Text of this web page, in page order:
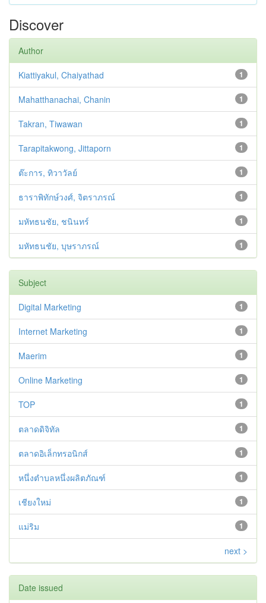
Discover
Author
1
Kiattiyakul, Chaiyathad
1
Mahatthanachai, Chanin
1
Takran, Tiwawan
1
Tarapitakwong, Jittaporn
1
ต๊ะการ, ทิวาวัลย์
1
ธาราพิทักษ์วงศ์, จิตราภรณ์
1
มหัทธนชัย, ชนินทร์
1
มหัทธนชัย, บุษราภรณ์
Subject
1
Digital Marketing
1
Internet Marketing
1
Maerim
1
Online Marketing
1
TOP
1
ตลาดดิจิทัล
1
ตลาดอิเล็กทรอนิกส์
1
หนึ่งตำบลหนึ่งผลิตภัณฑ์
1
เชียงใหม่
1
แม่ริม
next >
Date issued